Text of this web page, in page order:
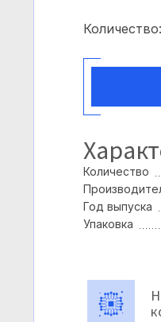
Количество:
Количество
Год выпуска
Упаковка